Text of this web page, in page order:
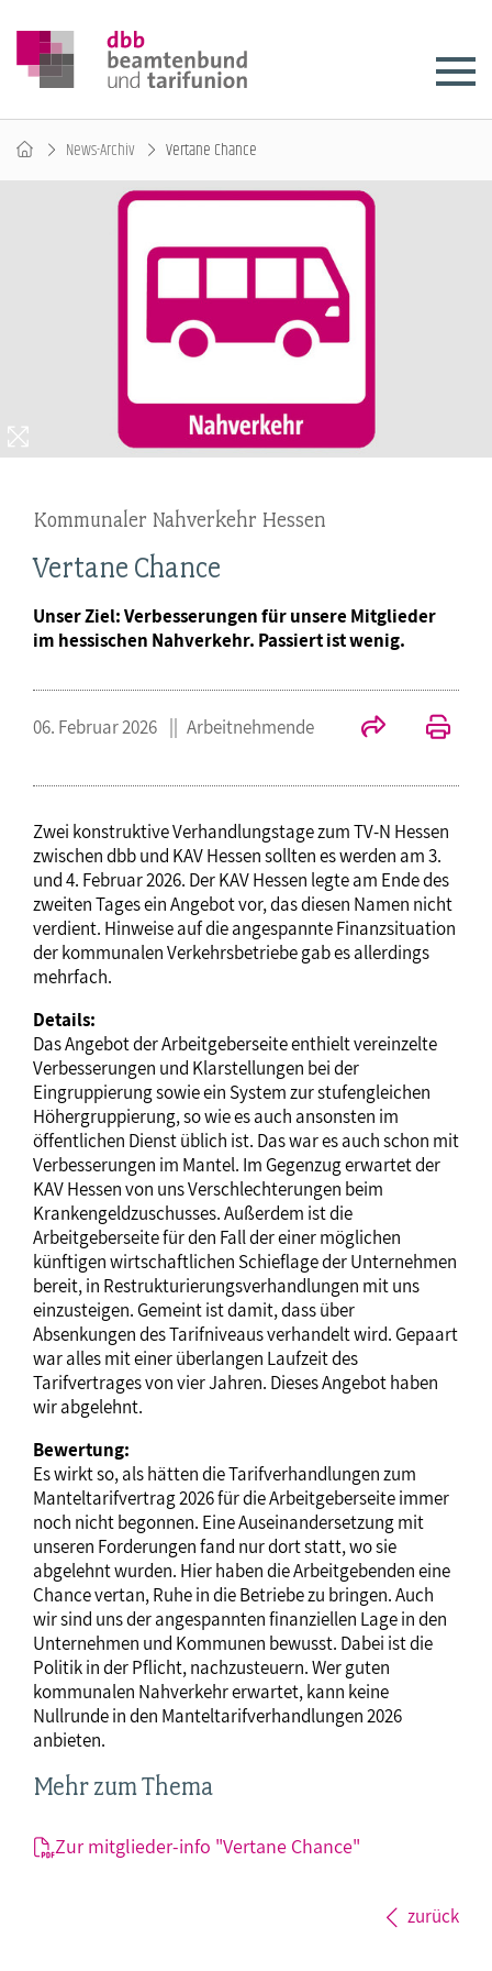
News-Archiv Vertane Chance
Kommunaler Nahverkehr Hessen
Vertane Chance
Unser Ziel: Verbesserungen für unsere Mitglieder
im hessischen Nahverkehr. Passiert ist wenig.
06. Februar 2026 Arbeitnehmende
Zwei konstruktive Verhandlungstage zum TV-N Hessen
zwischen dbb und KAV Hessen sollten es werden am 3.
und 4. Februar 2026. Der KAV Hessen legte am Ende des
zweiten Tages ein Angebot vor, das diesen Namen nicht
verdient. Hinweise auf die angespannte Finanzsituation
der kommunalen Verkehrsbetriebe gab es allerdings
mehrfach.
Details:
Das Angebot der Arbeitgeberseite enthielt vereinzelte
Verbesserungen und Klarstellungen bei der
Eingruppierung sowie ein System zur stufengleichen
Höhergruppierung, so wie es auch ansonsten im
öffentlichen Dienst üblich ist. Das war es auch schon mit
Verbesserungen im Mantel. Im Gegenzug erwartet der
KAV Hessen von uns Verschlechterungen beim
Krankengeldzuschusses. Außerdem ist die
Arbeitgeberseite für den Fall der einer möglichen
künftigen wirtschaftlichen Schieflage der Unternehmen
bereit, in Restrukturierungsverhandlungen mit uns
einzusteigen. Gemeint ist damit, dass über
Absenkungen des Tarifniveaus verhandelt wird. Gepaart
war alles mit einer überlangen Laufzeit des
Tarifvertrages von vier Jahren. Dieses Angebot haben
wir abgelehnt.
Bewertung:
Es wirkt so, als hätten die Tarifverhandlungen zum
Manteltarifvertrag 2026 für die Arbeitgeberseite immer
noch nicht begonnen. Eine Auseinandersetzung mit
unseren Forderungen fand nur dort statt, wo sie
abgelehnt wurden. Hier haben die Arbeitgebenden eine
Chance vertan, Ruhe in die Betriebe zu bringen. Auch
wir sind uns der angespannten finanziellen Lage in den
Unternehmen und Kommunen bewusst. Dabei ist die
Politik in der Pflicht, nachzusteuern. Wer guten
kommunalen Nahverkehr erwartet, kann keine
Nullrunde in den Manteltarifverhandlungen 2026
anbieten.
Mehr zum Thema
Zur mitglieder-info "Vertane Chance"
zurück